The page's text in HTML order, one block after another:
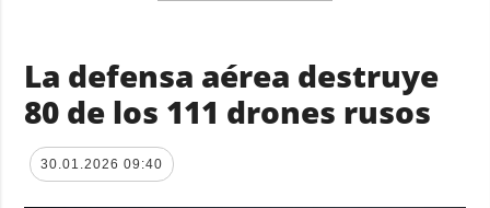
La defensa aérea destruye
80 de los 111 drones rusos
30.01.2026 09:40